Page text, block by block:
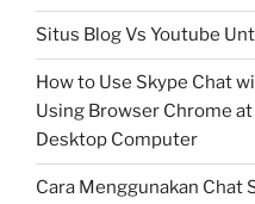
Situs Blog Vs Youtube
How to Use Skype Chat
Using Browser Chrome
Desktop Computer
Cara Menggunakan Chat